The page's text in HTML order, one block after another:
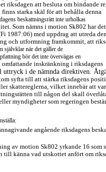
riksdagen att besluta om bindande
starka skäl för att behålla denna
beskattningsrätt inte urholkas
Som nämns i motion Sk802 har det
1987:06) med uppdrag att utreda
och utformning framkommit, att
självklar när det gäller de
bör det inte övervägas en
inskränkning i riksdagens
uttryck i de nämnda direktiven.
syfta till att stärka riksdagens
skattereglerna, vilket innebär att
till någon del skall
myndigheter som regeringen
angående riksdagens
av motion Sk802 yrkande 16 som
till känna vad utskottet anfört om